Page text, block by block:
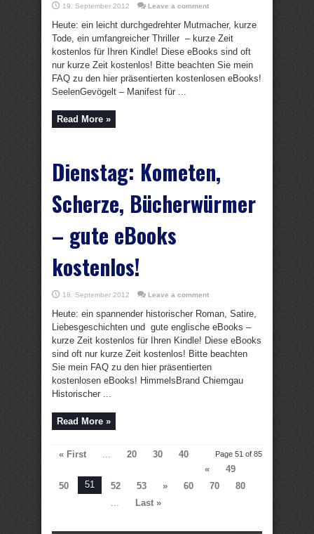
19. September 2012 Leave a comment
Heute: ein leicht durchgedrehter Mutmacher, kurze
Tode, ein umfangreicher Thriller – kurze Zeit
kostenlos für Ihren Kindle! Diese eBooks sind oft
nur kurze Zeit kostenlos! Bitte beachten Sie mein
FAQ zu den hier präsentierten kostenlosen eBooks!
SeelenGevögelt – Manifest für ...
Read More »
Dienstag: Kometen,
Scherze, Bücherwürmer
– gute eBooks
kostenlos!
18. September 2012 Leave a comment
Heute: ein spannender historischer Roman, Satire,
Liebesgeschichten und gute englische eBooks –
kurze Zeit kostenlos für Ihren Kindle! Diese eBooks
sind oft nur kurze Zeit kostenlos! Bitte beachten
Sie mein FAQ zu den hier präsentierten
kostenlosen eBooks! HimmelsBrand Chiemgau
Historischer ...
Read More »
Page 51 of 85
« First ... 20 30
40
«
49
50
51 52 53 » 60 70
80
...
Last »